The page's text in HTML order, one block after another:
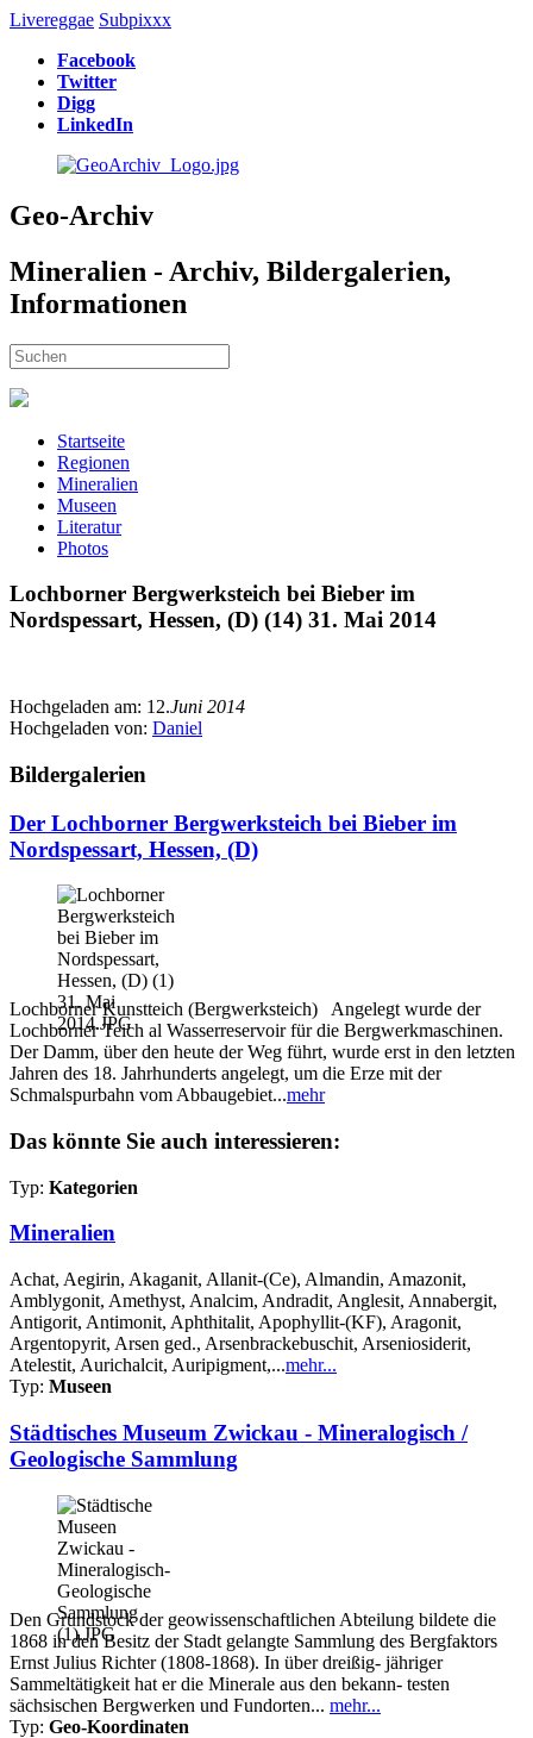
Livereggae Subpixxx
Facebook
Twitter
Digg
LinkedIn
Geo-Archiv
Mineralien - Archiv, Bildergalerien,
Informationen
Startseite
Regionen
Mineralien
Museen
Literatur
Photos
Lochborner Bergwerksteich bei Bieber im
Nordspessart, Hessen, (D) (14) 31. Mai 2014
Hochgeladen am: 12.Juni 2014
Hochgeladen von: Daniel
Bildergalerien
Der Lochborner Bergwerksteich bei Bieber im
Nordspessart, Hessen, (D)
Lochborner Kunstteich (Bergwerksteich) Angelegt wurde der
Lochborner Teich al Wasserreservoir für die Bergwerkmaschinen.
Der Damm, über den heute der Weg führt, wurde erst in den letzten
Jahren des 18. Jahrhunderts angelegt, um die Erze mit der
Schmalspurbahn vom Abbaugebiet...mehr
Das könnte Sie auch interessieren:
Typ: Kategorien
Mineralien
Achat, Aegirin, Akaganit, Allanit-(Ce), Almandin, Amazonit,
Amblygonit, Amethyst, Analcim, Andradit, Anglesit, Annabergit,
Antigorit, Antimonit, Aphthitalit, Apophyllit-(KF), Aragonit,
Argentopyrit, Arsen ged., Arsenbrackebuschit, Arseniosiderit,
Atelestit, Aurichalcit, Auripigment,...mehr...
Typ: Museen
Städtisches Museum Zwickau - Mineralogisch /
Geologische Sammlung
Den Grundstock der geowissenschaftlichen Abteilung bildete die
1868 in den Besitz der Stadt gelangte Sammlung des Bergfaktors
Ernst Julius Richter (1808-1868). In über dreißig- jähriger
Sammeltätigkeit hat er die Minerale aus den bekann- testen
sächsischen Bergwerken und Fundorten... mehr...
Typ: Geo-Koordinaten